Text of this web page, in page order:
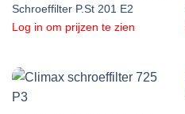
Schroeffilter P.St 201 E2
Log in om prijzen te zien